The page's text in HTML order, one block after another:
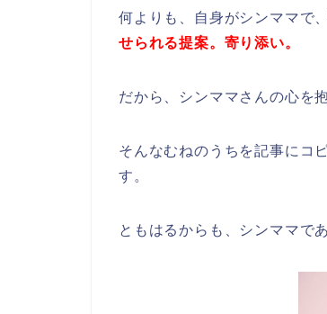
何よりも、自身がシンママで
せられる提案。寄り添い。
だから、シンママさんの心を
そんなむねのうちを記事にコ
す。
ともはるからも、シンママで